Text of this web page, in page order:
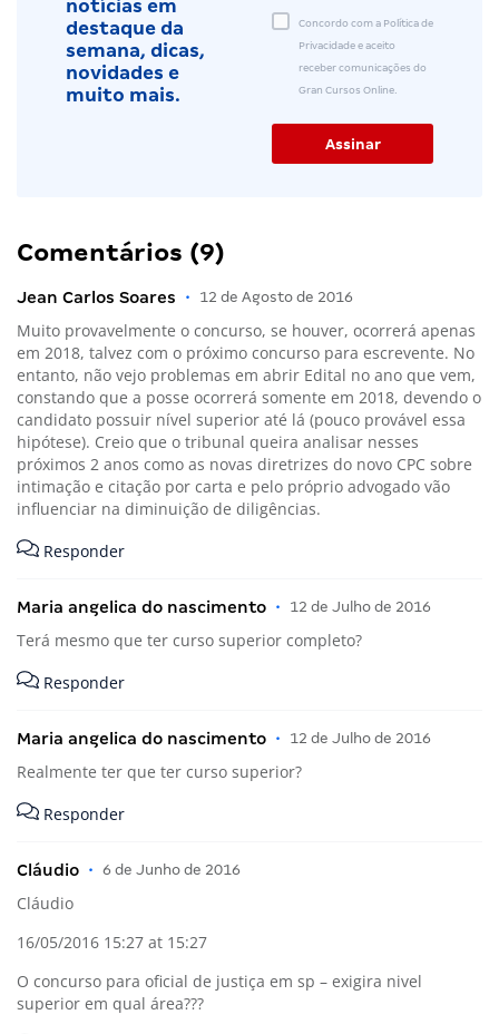
notícias em
destaque da
semana, dicas,
novidades e
muito mais.
Concordo com a Política de
Privacidade e aceito
receber comunicações do
Gran Cursos Online.
Comentários (9)
Jean Carlos Soares • 12 de Agosto de 2016
Muito provavelmente o concurso, se houver, ocorrerá apenas
em 2018, talvez com o próximo concurso para escrevente. No
entanto, não vejo problemas em abrir Edital no ano que vem,
constando que a posse ocorrerá somente em 2018, devendo o
candidato possuir nível superior até lá (pouco provável essa
hipótese). Creio que o tribunal queira analisar nesses
próximos 2 anos como as novas diretrizes do novo CPC sobre
intimação e citação por carta e pelo próprio advogado vão
influenciar na diminuição de diligências.
Responder
Maria angelica do nascimento • 12 de Julho de 2016
Terá mesmo que ter curso superior completo?
Responder
Maria angelica do nascimento • 12 de Julho de 2016
Realmente ter que ter curso superior?
Responder
Cláudio • 6 de Junho de 2016
Cláudio
16/05/2016 15:27 at 15:27
O concurso para oficial de justiça em sp – exigira nivel
superior em qual área???